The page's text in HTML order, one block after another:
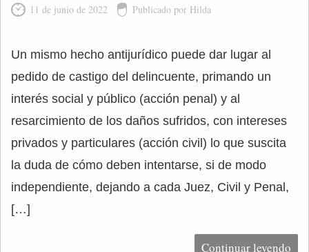
11 de junio de 2022 Publicado por Hilda
Un mismo hecho antijurídico puede dar lugar al
pedido de castigo del delincuente, primando un
interés social y público (acción penal) y al
resarcimiento de los daños sufridos, con intereses
privados y particulares (acción civil) lo que suscita
la duda de cómo deben intentarse, si de modo
independiente, dejando a cada Juez, Civil y Penal,
[…]
Continuar leyendo